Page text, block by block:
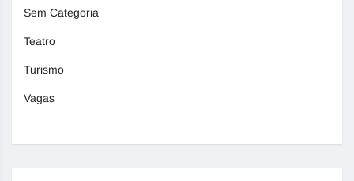
Sem Categoria
Teatro
Turismo
Vagas